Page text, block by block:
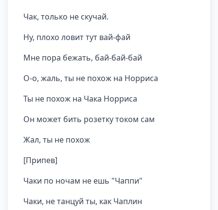
Чак, только не скучай.
Ну, плохо ловит тут вай-фай
Мне пора бежать, бай-бай-бай
О-о, жаль, ты не похож на Норриса
Ты не похож на Чака Норриса
Он может бить розетку током сам
Жал, ты не похож
[Припев]
Чаки по ночам не ешь "Чаппи"
Чаки, не танцуй ты, как Чаплин